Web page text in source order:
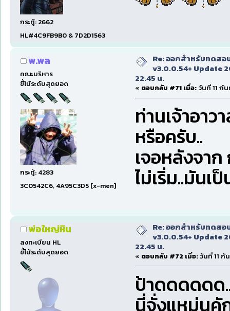
กระทู้: 2662
HL#4C9FB9B0 & 7D2D1563
พ.พล
คณะบริหาร
ขี้โม้ระดับสุดยอด
กระทู้: 4283
3C0542C6, 4A95C3D5 [x-men]
Re: ออกสำหรับทดสอ
v3.0.0.54+ Update
22.45 น.
« ตอบกลับ #71 เมื่อ: วันที่ 11 กั
ท่านเจ้าอาว
หรือครับ..
เจอหลังจาก
ไม่เริ่ม..มันเ
พ่อใหญ่หิน
ลงทะเบียน HL
ขี้โม้ระดับสุดยอด
Re: ออกสำหรับทดสอ
v3.0.0.54+ Update
22.45 น.
« ตอบกลับ #72 เมื่อ: วันที่ 11 กั
ป้าดดดดดด
นี่จั่งแหม่นคั